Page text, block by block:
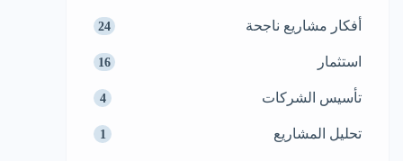
أفكار مشاريع ناجحة 24
استثمار 16
تأسيس الشركات 4
تحليل المشاريع 1